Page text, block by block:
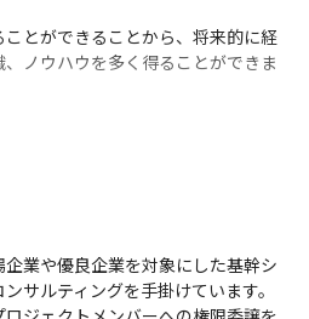
ことができることから、将来的に経
ノウハウを多く得ることができま
ていることを支援する風土です。
ていただきます。
業や優良企業を対象にした基幹シ
サルティングを手掛けています。